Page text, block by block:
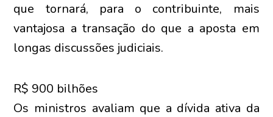
que tornará, para o contribuinte, mais
vantajosa a transação do que a aposta em
longas discussões judiciais.
R$ 900 bilhões
Os ministros avaliam que a dívida ativa da